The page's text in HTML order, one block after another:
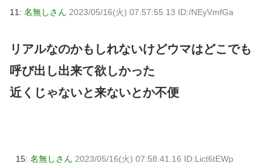
11: 名無しさん 2023/05/16(火) 07:57:55.13 ID:/NEyVmfGa
リアルなのかもしれないけどウマはどこでも
呼び出し出来て欲しかった
近くじゃないと来ないとか不便
15: 名無しさん 2023/05/16(火) 07:58:41.16 ID:Lict6tEWp